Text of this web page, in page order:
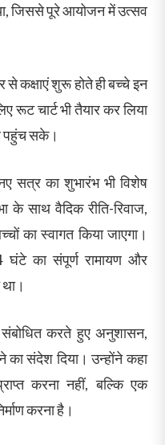
जिससे पूरे आयोजन में उत्सव
कक्षाएं शुरू होते ही बच्चे इन
रूट चार्ट भी तैयार कर लिया
पहुंच सके।
सत्र का शुभारंभ भी विशेष
के साथ वैदिक रीति-रिवाज,
का स्वागत किया जाएगा।
घंटे का संपूर्ण रामायण और
संबोधित करते हुए अनुशासन,
का संदेश दिया। उन्होंने कहा
करना नहीं, बल्कि एक
करना है।